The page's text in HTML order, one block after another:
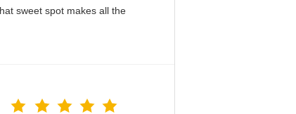
sweet spot makes all the